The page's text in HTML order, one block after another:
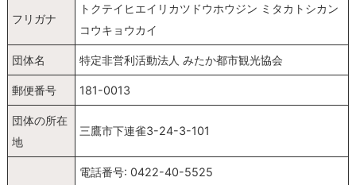
フリガナ
トクテイヒエイリカツドウホウジン ミタカトシカン
コウキョウカイ
団体名 特定非営利活動法人 みたか都市観光協会
郵便番号 181-0013
団体の所在
地
三鷹市下連雀3-24-3-101
電話番号: 0422-40-5525